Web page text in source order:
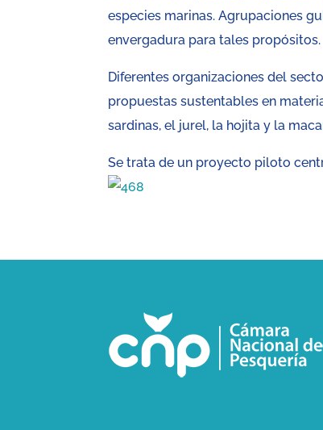
especies marinas. Agrupaciones
envergadura para tales propósitos.
Diferentes organizaciones del
propuestas sustentables en
sardinas, el jurel, la hojita y la
Se trata de un proyecto piloto